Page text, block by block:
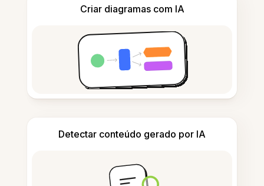
Criar diagramas com IA
Detectar conteúdo gerado por IA